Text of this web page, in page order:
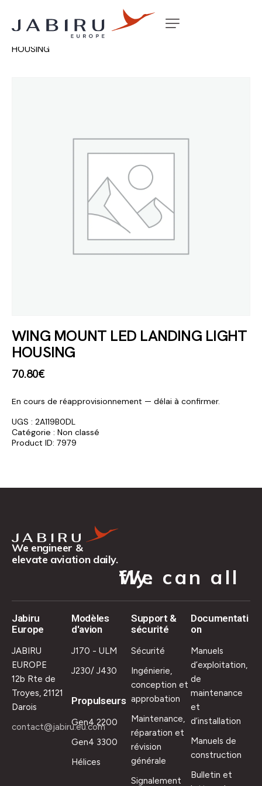
Accueil Non classé
HOUSING
WING MOUNT LED LANDING LIGHT
HOUSING
70.80€
En cours de réapprovisionnement — délai à confirmer.
UGS : 2A119B0DL
Catégorie : Non classé
Product ID: 7979
We engineer &
elevate aviation daily.
We can all fly.
Jabiru
Europe
JABIRU
EUROPE
12b Rte de
Troyes, 21121
Darois
contact@jabiru.eu.com
Modèles
d'avion
J170 - ULM
J230/ J430
Propulseurs
Gen4 2200
Gen4 3300
Hélices
Support &
sécurité
Sécurité
Ingénierie,
conception et
approbation
Maintenance,
réparation et
révision
générale
Signalement
Documentati
on
Manuels
d’exploitation,
de
maintenance
et
d’installation
Manuels de
construction
Bulletin et